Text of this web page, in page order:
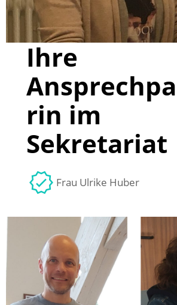
Ihre
rin im
Sekretariat
Frau Ulrike Huber